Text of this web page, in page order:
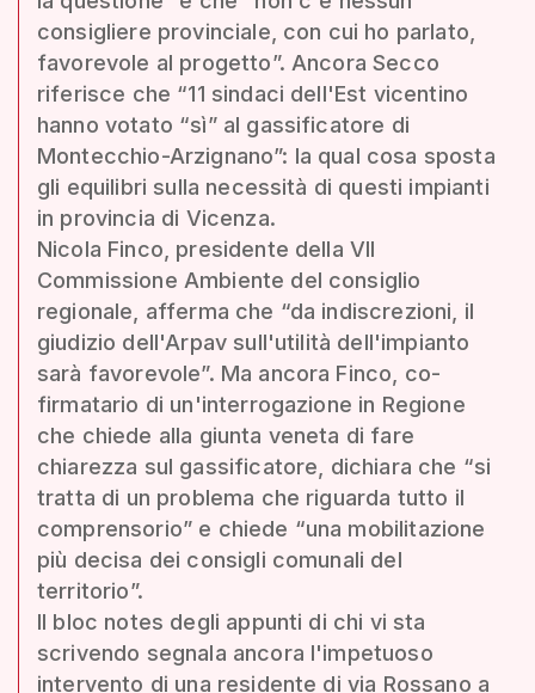
consigliere provinciale, con cui ho parlato,
favorevole al progetto”. Ancora Secco
riferisce che “11 sindaci dell'Est vicentino
hanno votato “sì” al gassificatore di
Montecchio-Arzignano”: la qual cosa sposta
gli equilibri sulla necessità di questi impianti
in provincia di Vicenza.
Nicola Finco, presidente della VII
Commissione Ambiente del consiglio
regionale, afferma che “da indiscrezioni, il
giudizio dell'Arpav sull'utilità dell'impianto
sarà favorevole”. Ma ancora Finco, co-
firmatario di un'interrogazione in Regione
che chiede alla giunta veneta di fare
chiarezza sul gassificatore, dichiara che “si
tratta di un problema che riguarda tutto il
comprensorio” e chiede “una mobilitazione
più decisa dei consigli comunali del
territorio”.
Il bloc notes degli appunti di chi vi sta
scrivendo segnala ancora l'impetuoso
intervento di una residente di via Rossano a